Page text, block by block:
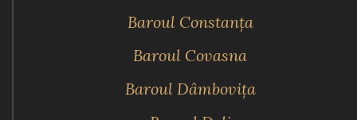
Baroul Constanţa
Baroul Covasna
Baroul Dâmboviţa